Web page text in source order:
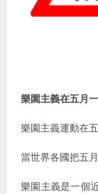
樂園主義在五月
樂園主義運動在
當世界各國把五
樂園主義是一個